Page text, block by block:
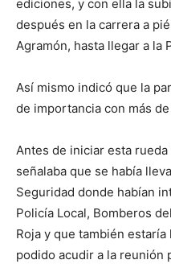
ediciones, y con ella la
después en la carrera a
Agramón, hasta llegar a la
Así mismo indicó que la
de importancia con más
Antes de iniciar esta
señalaba que se había
Seguridad donde habían
Policía Local, Bomberos
Roja y que también
podido acudir a la reunión